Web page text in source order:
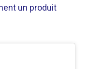
un produit